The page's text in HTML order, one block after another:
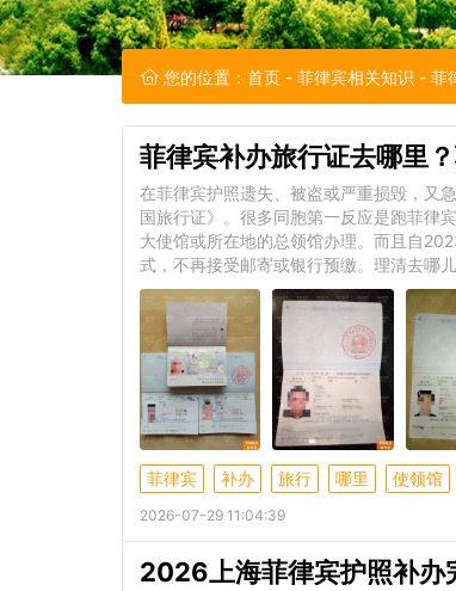
您的位置： 首页 - 菲律宾相关知识 - 菲
菲律宾补办旅行证去哪里
在菲律宾护照遗失、被盗或严重损毁，又
国旅行证》。很多同胞第一反应是跑菲律
大使馆或所在地的总领馆办理。而且自
式，不再接受邮寄或银行预缴。理清去哪
菲律宾 补办 旅行 哪里 使领馆
2026-07-29 11:04:39
2026上海菲律宾护照补办